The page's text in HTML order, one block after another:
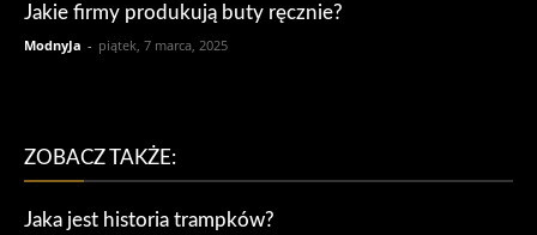
Jakie firmy produkują buty ręcznie?
ModnyJa - piątek, 7 marca, 2025
ZOBACZ TAKŻE:
Jaka jest historia trampków?